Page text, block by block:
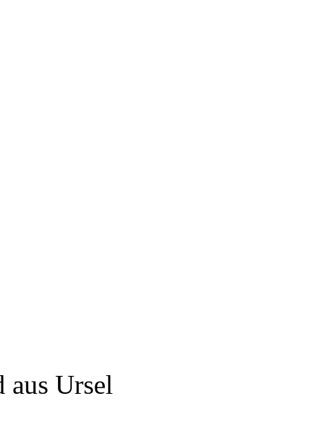
aus Ursel